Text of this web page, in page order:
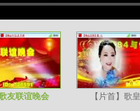
友联谊晚会 【片首】歌